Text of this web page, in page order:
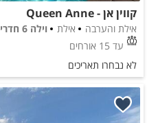
קווין אן - Queen Anne
אילת והערבה אילת
וילה 6 חדרים
עד 15 אורחים
לא נבחרו תאריכים